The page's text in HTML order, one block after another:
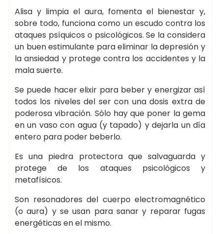
Alisa y limpia el aura, fomenta el bienestar y,
sobre todo, funciona como un escudo contra los
ataques psíquicos o psicológicos. Se la considera
un buen estimulante para eliminar la depresión y
la ansiedad y protege contra los accidentes y la
mala suerte.
Se puede hacer elixir para beber y energizar así
todos los niveles del ser con una dosis extra de
poderosa vibración. Sólo hay que poner la gema
en un vaso con agua (y tapado) y dejarla un día
entero para poder beberlo.
Es una piedra protectora que salvaguarda y
protege de los ataques psicológicos y
metafísicos.
Son resonadores del cuerpo electromagnético
(o aura) y se usan para sanar y reparar fugas
energéticas en el mismo.